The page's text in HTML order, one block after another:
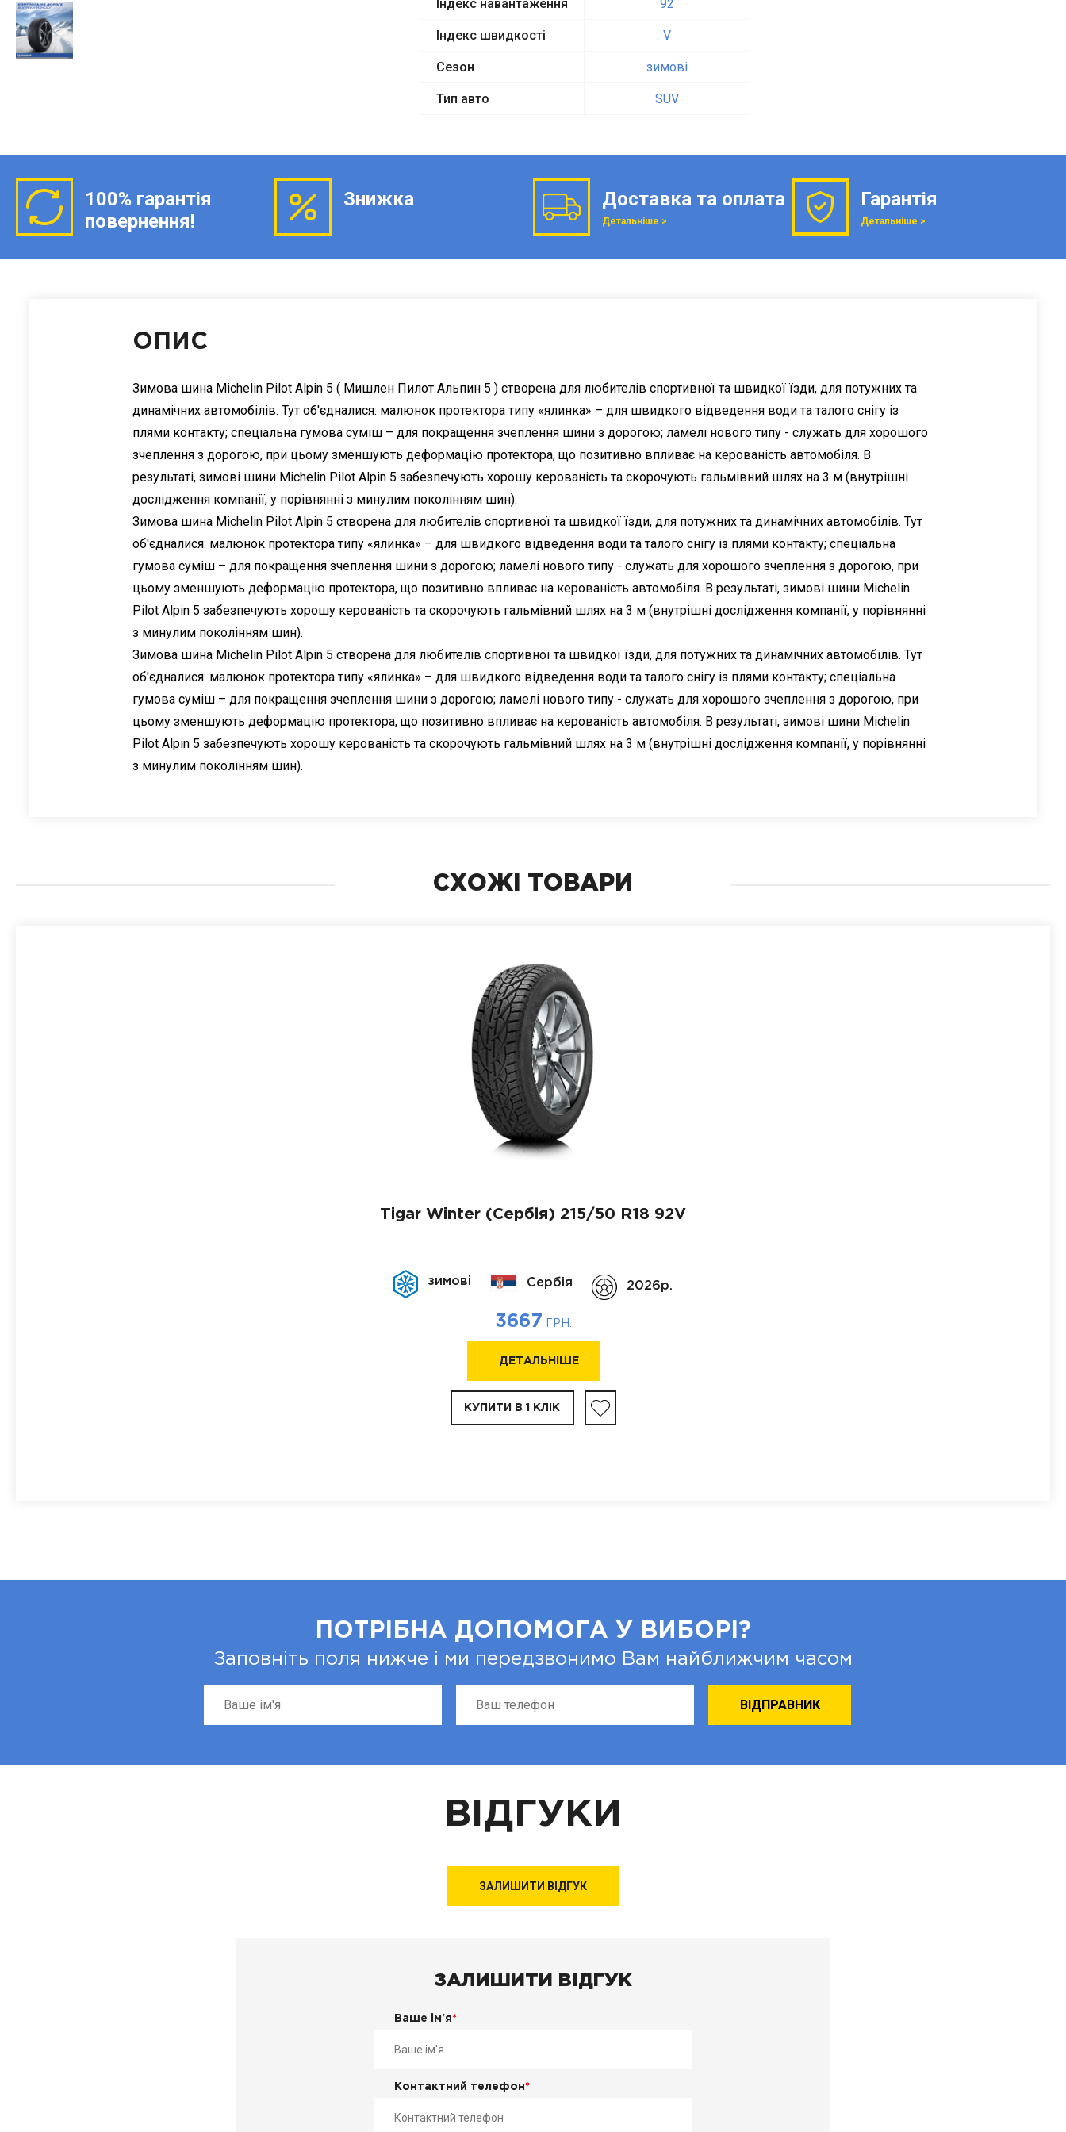
Індекс навантаження 92
Індекс швидкості V
Сезон зимові
Тип авто SUV
100% гарантія
повернення!
Знижка Доставка та оплата
Детальніше >
Гарантія
Детальніше >
ОПИС
Зимова шина Michelin Pilot Alpin 5 ( Мишлен Пилот Альпин 5 ) створена для любителів спортивної та швидкої їзди, для потужних та
динамічних автомобілів. Тут об'єдналися: малюнок протектора типу «ялинка» – для швидкого відведення води та талого снігу із
плями контакту; спеціальна гумова суміш – для покращення зчеплення шини з дорогою; ламелі нового типу - служать для хорошого
зчеплення з дорогою, при цьому зменшують деформацію протектора, що позитивно впливає на керованість автомобіля. В
результаті, зимові шини Michelin Pilot Alpin 5 забезпечують хорошу керованість та скорочують гальмівний шлях на 3 м (внутрішні
дослідження компанії, у порівнянні з минулим поколінням шин).
Зимова шина Michelin Pilot Alpin 5 створена для любителів спортивної та швидкої їзди, для потужних та динамічних автомобілів. Тут
об'єдналися: малюнок протектора типу «ялинка» – для швидкого відведення води та талого снігу із плями контакту; спеціальна
гумова суміш – для покращення зчеплення шини з дорогою; ламелі нового типу - служать для хорошого зчеплення з дорогою, при
цьому зменшують деформацію протектора, що позитивно впливає на керованість автомобіля. В результаті, зимові шини Michelin
Pilot Alpin 5 забезпечують хорошу керованість та скорочують гальмівний шлях на 3 м (внутрішні дослідження компанії, у порівнянні
з минулим поколінням шин).
Зимова шина Michelin Pilot Alpin 5 створена для любителів спортивної та швидкої їзди, для потужних та динамічних автомобілів. Тут
об'єдналися: малюнок протектора типу «ялинка» – для швидкого відведення води та талого снігу із плями контакту; спеціальна
гумова суміш – для покращення зчеплення шини з дорогою; ламелі нового типу - служать для хорошого зчеплення з дорогою, при
цьому зменшують деформацію протектора, що позитивно впливає на керованість автомобіля. В результаті, зимові шини Michelin
Pilot Alpin 5 забезпечують хорошу керованість та скорочують гальмівний шлях на 3 м (внутрішні дослідження компанії, у порівнянні
з минулим поколінням шин).
СХОЖІ ТОВАРИ
Tigar Winter (Сербія) 215/50 R18 92V
зимові Сербія 2026p.
3667 ГРН.
ДЕТАЛЬНІШЕ
КУПИТИ В 1 КЛІК
ПОТРІБНА ДОПОМОГА У ВИБОРІ?
Заповніть поля нижче і ми передзвонимо Вам найближчим часом
ВІДГУКИ
ЗАЛИШИТИ ВІДГУК
ЗАЛИШИТИ ВІДГУК
Ваше ім'я*
Контактний телефон*